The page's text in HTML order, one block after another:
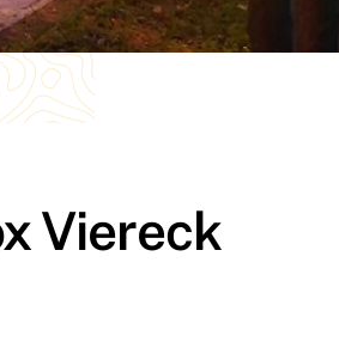
Viereck